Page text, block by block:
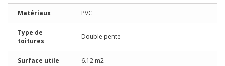
Matériaux PVC
Type de
toitures
Double pente
Surface utile 6.12 m2